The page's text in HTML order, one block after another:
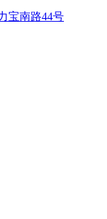
宝南路44号